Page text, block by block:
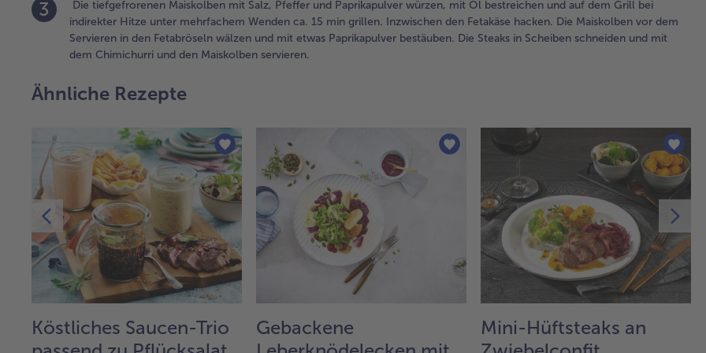
3
Die tiefgefrorenen Maiskolben mit Salz, Pfeffer und Paprikapulver würzen, mit Öl bestreichen und auf dem Grill bei
indirekter Hitze unter mehrfachem Wenden ca. 15 min grillen. Inzwischen den Fetakäse hacken. Die Maiskolben vor dem
Servieren in den Fetabröseln wälzen und mit etwas Paprikapulver bestäuben. Die Steaks in Scheiben schneiden und mit
dem Chimichurri und den Maiskolben servieren.
Ähnliche Rezepte
Köstliches Saucen-Trio
Gebackene
Mini-Hüftsteaks an